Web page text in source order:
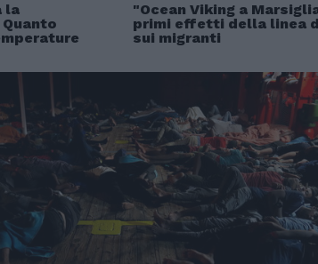
la
"Ocean Viking a
primi effetti della linea
sui migranti